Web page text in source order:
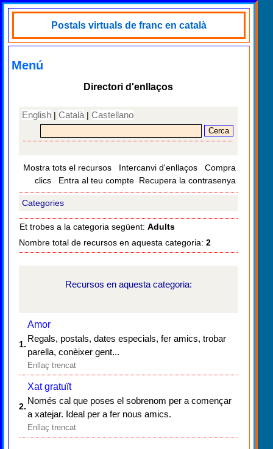
Postals virtuals de franc en català
Menú
Directori d'enllaços
English | Català | Castellano
Mostra tots el recursos Intercanvi d'enllaços
Compra
clics
Entra al teu compte Recupera la contrasenya
Categories
Et trobes a la categoria següent: Adults
Nombre total de recursos en aquesta categoria: 2
Recursos en aquesta categoria:
1.
Amor
Regals, postals, dates especials, fer amics, trobar
parella, conèixer gent...
Enllaç trencat
2.
Xat gratuït
Només cal que poses el sobrenom per a començar
a xatejar. Ideal per a fer nous amics.
Enllaç trencat